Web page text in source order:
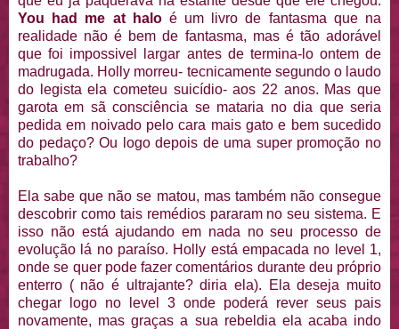
You had me at haloé um livro de fantasma que na
realidade não é bem de fantasma, mas é tão adorável
que foi impossivel largar antes de termina-lo ontem de
madrugada. Holly morreu- tecnicamente segundo o laudo
do legista ela cometeu suicídio- aos 22 anos. Mas que
garota em sã consciência se mataria no dia que seria
pedida em noivado pelo cara mais gato e bem sucedido
do pedaço? Ou logo depois de uma super promoção no
trabalho?
Ela sabe que não se matou, mas também não consegue
descobrir como tais remédios pararam no seu sistema. E
isso não está ajudando em nada no seu processo de
evolução lá no paraíso. Holly está empacada no level 1,
onde se quer pode fazer comentários durante deu próprio
enterro ( não é ultrajante? diria ela). Ela deseja muito
chegar logo no level 3 onde poderá rever seus pais
novamente, mas graças a sua rebeldia ela acaba indo